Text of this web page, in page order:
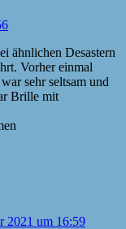
ähnlichen Desastern
Vorher einmal
sehr seltsam und
Brille mit
2021 um 16:59